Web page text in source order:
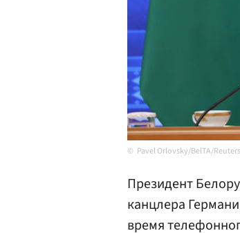
Pavel Orlovsky/BelTA/Reuters
Президент
канцлера
время